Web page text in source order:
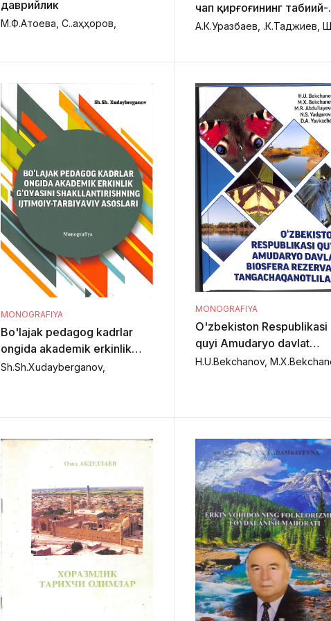
даврийлик
М.Ф.Атоева, С.Қ.Қаҳҳоров,
чап қирғоғининг табиий-
мелиоратив шароитини
MONOGRAFIYA
Bo'lajak pedagog kadrlar
ongida akademik erkinlik
g'oyasini shakillantirishning
Sh.Sh.Xudayberganov,
MONOGRAFIYA
O'zbekiston Respublikasi
quyi Amudaryo davlat
biosfera rezervati